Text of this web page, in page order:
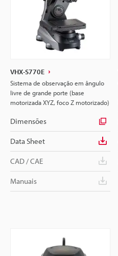
VHX-S770E
Sistema de observação em ângulo
livre de grande porte (base
motorizada XYZ, foco Z motorizado)
Dimensões
Data Sheet
CAD / CAE
Manuais